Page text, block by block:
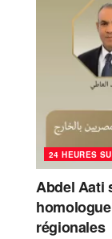
24 HEURES
Abdel Aati
régionales